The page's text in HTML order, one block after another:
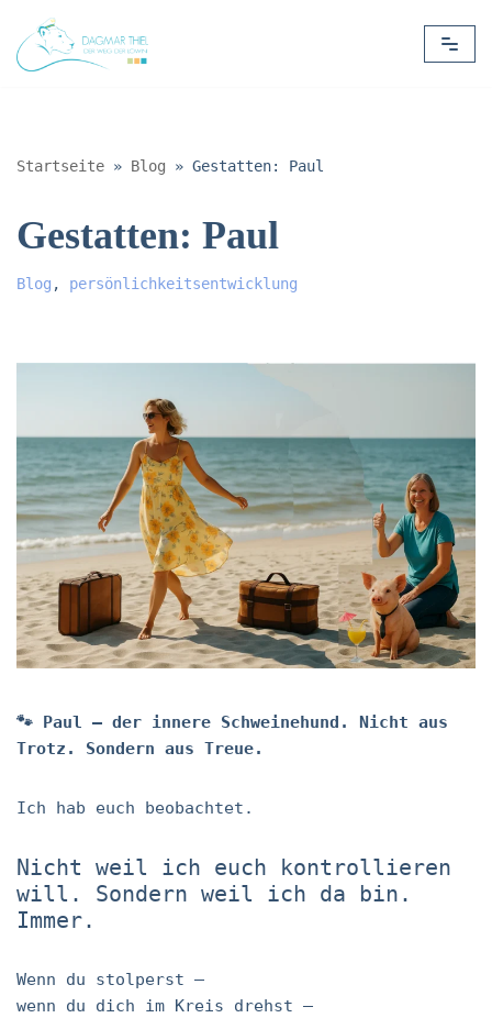
Zum
Startseite » Blog » Gestatten: Paul
Gestatten: Paul
Blog , persönlichkeitsentwicklung
🐾 Paul – der innere Schweinehund. Nicht aus
Trotz. Sondern aus Treue.
Ich hab euch beobachtet.
Nicht weil ich euch kontrollieren
will. Sondern weil ich da bin.
Immer.
Wenn du stolperst –
wenn du dich im Kreis drehst –